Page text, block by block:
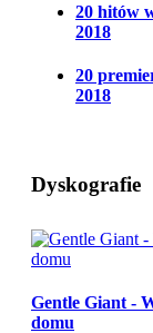
20 hitów
2018
20
2018
Dyskografie
Gentle Giant -
domu